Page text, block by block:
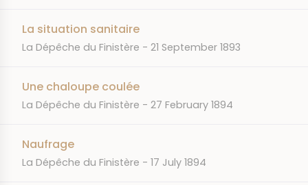
La situation sanitaire
JOURNAL
La Dépêche du Finistère DATE
21 September 1893
Une chaloupe coulée
JOURNAL
La Dépêche du Finistère DATE
27 February 1894
Naufrage
JOURNAL
La Dépêche du Finistère DATE
17 July 1894